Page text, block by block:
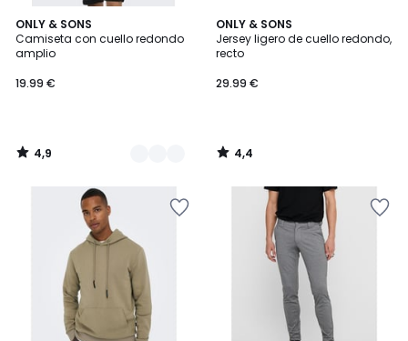
ONLY & SONS
Camiseta con cuello redondo
amplio
19.99 €
4,9
/ 5
4
Colores
4,9
/
ONLY & SONS
Jersey ligero de cuello redondo,
recto
29.99 €
4,4
/ 5
4,4
/